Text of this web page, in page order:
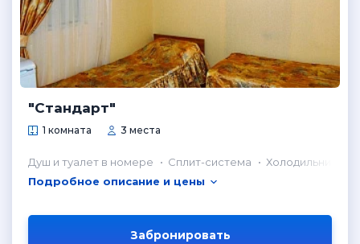
"Стандарт"
1 комната 3 места
Душ и туалет в номере Сплит-система
Холодильник в
Подробное описание и цены
Забронировать